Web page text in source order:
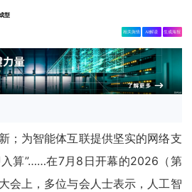
型
相关舆情 AI解读 生成海报
；为智能体互联提供坚实的网络支
入算”……在7月8日开幕的2026（第
会上，多位与会人士表示，人工智